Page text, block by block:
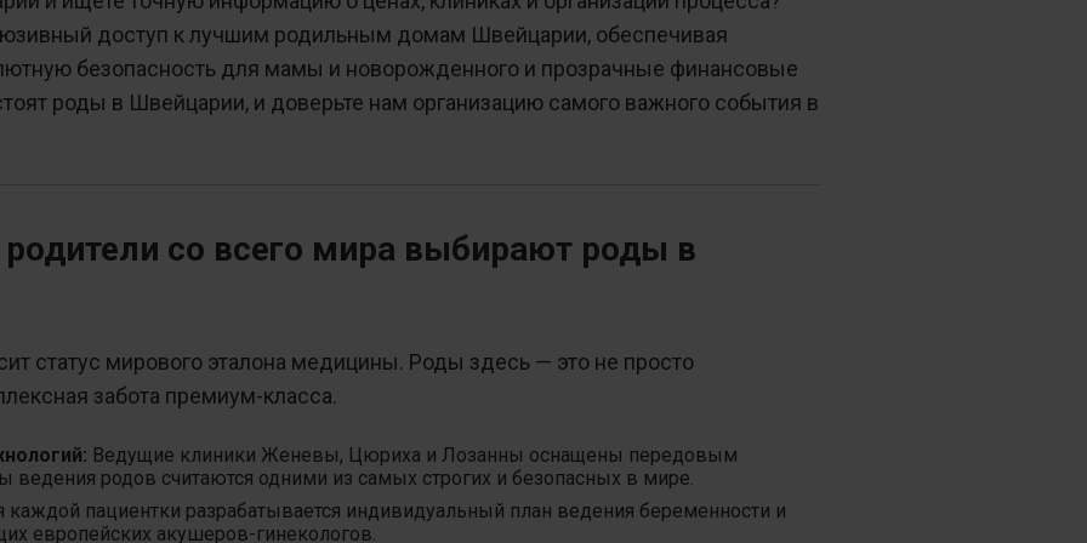
доступ к лучшим родильным домам Швейцарии, обеспечивая
безопасность для мамы и новорожденного и прозрачные финансовые
роды в Швейцарии, и доверьте нам организацию самого важного события в
со всего мира выбирают роды в
статус мирового эталона медицины. Роды здесь — это не просто
забота премиум-класса.
Ведущие клиники Женевы, Цюриха и Лозанны оснащены передовым
ведения родов считаются одними из самых строгих и безопасных в мире.
пациентки разрабатывается индивидуальный план ведения беременности и
европейских акушеров-гинекологов.